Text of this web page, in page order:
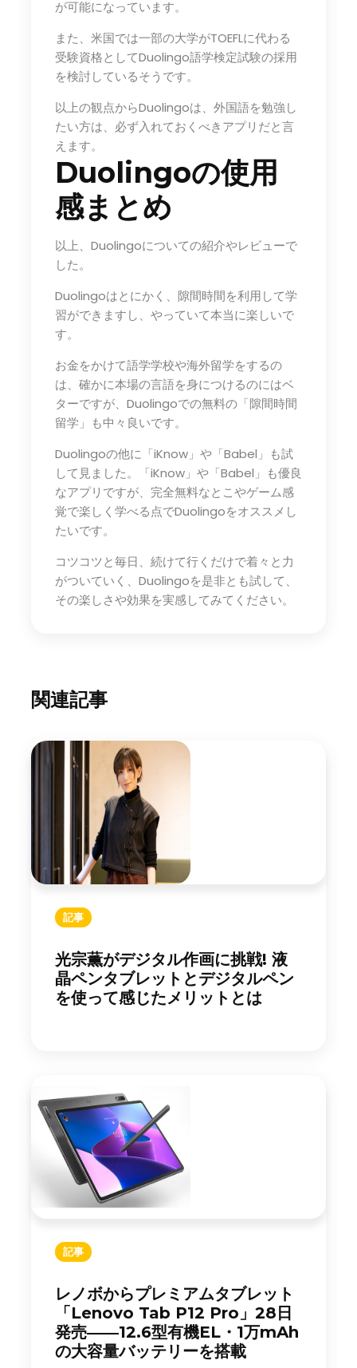
が可能になっています。
また、米国では一部の大学がTOEFLに代わる
受験資格としてDuolingo語学検定試験の採用
を検討しているそうです。
以上の観点からDuolingoは、外国語を勉強し
たい方は、必ず入れておくべきアプリだと言
えます。
Duolingoの使用
感まとめ
以上、Duolingoについての紹介やレビューで
した。
Duolingoはとにかく、隙間時間を利用して学
習ができますし、やっていて本当に楽しいで
す。
お金をかけて語学学校や海外留学をするの
は、確かに本場の言語を身につけるのにはベ
ターですが、Duolingoでの無料の「隙間時間
留学」も中々良いです。
Duolingoの他に「iKnow」や「Babel」も試
して見ました。「iKnow」や「Babel」も優良
なアプリですが、完全無料なとこやゲーム感
覚で楽しく学べる点でDuolingoをオススメし
たいです。
コツコツと毎日、続けて行くだけで着々と力
がついていく、Duolingoを是非とも試して、
その楽しさや効果を実感してみてください。
関連記事
記事
光宗薫がデジタル作画に挑戦! 液
晶ペンタブレットとデジタルペン
を使って感じたメリットとは
記事
レノボからプレミアムタブレット
「Lenovo Tab P12 Pro」28日
発売――12.6型有機EL・1万mAh
の大容量バッテリーを搭載